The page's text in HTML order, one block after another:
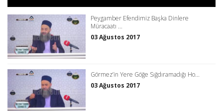
Peygamber Efendimiz Başka Dinlere
Müracaatı ...
03 Ağustos 2017
Görmez’in Yere Göğe Sığdıramadığı Ho...
03 Ağustos 2017